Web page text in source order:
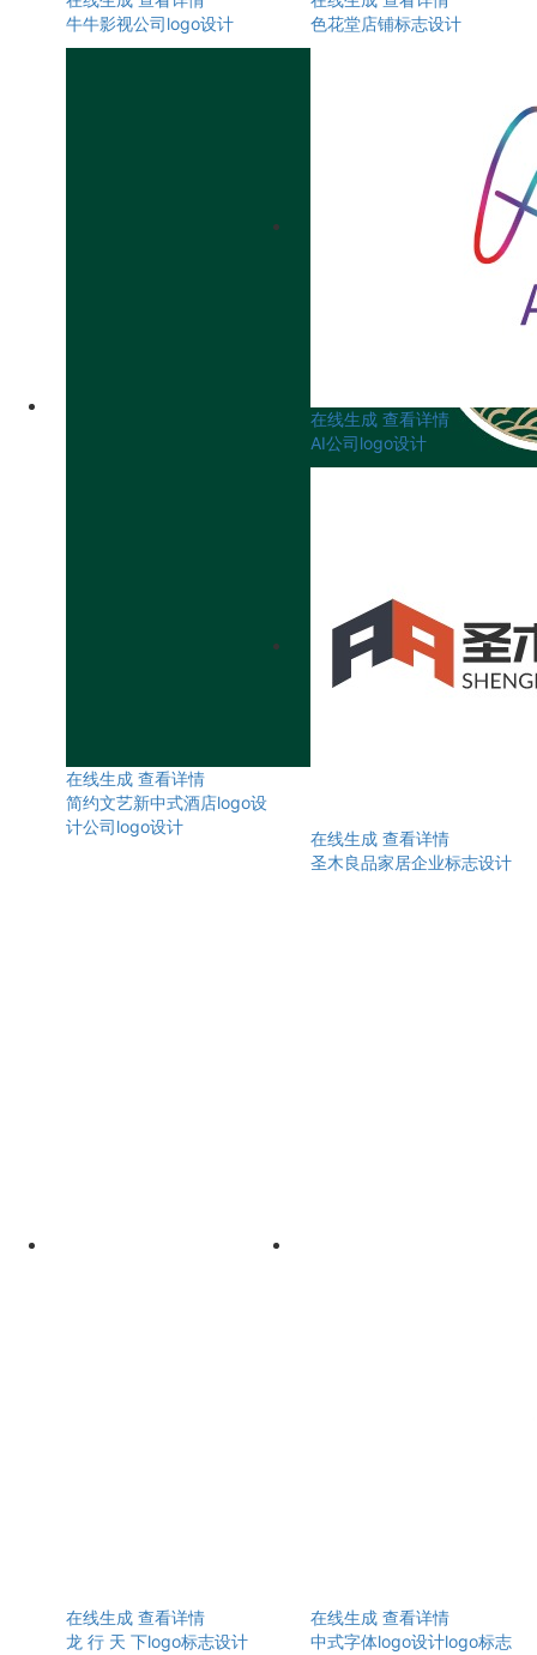
牛牛影视公司logo设计
色花堂店铺标志设计
在线生成 查看详情
简约文艺新中式酒店logo设
计公司logo设计
在线生成 查看详情
AI公司logo设计
在线生成 查看详情
圣木良品家居企业标志设计
在线生成 查看详情
龙 行 天 下logo标志设计
在线生成 查看详情
中式字体logo设计logo标志